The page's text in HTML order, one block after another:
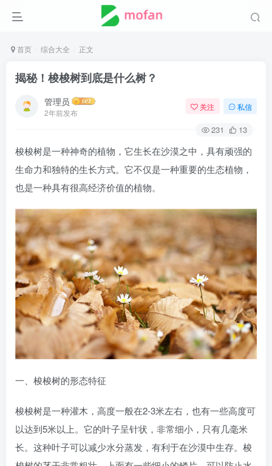
首页 综合大全 正文
揭秘！梭梭树到底是什么树？
管理员
2年前发布
关注 私信
231 13
梭梭树是一种神奇的植物，它生长在沙漠之中，具有顽强的
生命力和独特的生长方式。它不仅是一种重要的生态植物，
也是一种具有很高经济价值的植物。
一、梭梭树的形态特征
梭梭树是一种灌木，高度一般在2-3米左右，也有一些高度可
以达到5米以上。它的叶子呈针状，非常细小，只有几毫米
长。这种叶子可以减少水分蒸发，有利于在沙漠中生存。梭